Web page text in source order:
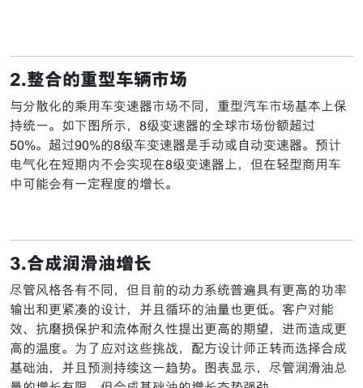
2.整合的重型车辆市场
与分散化的乘用车变速器市场不同，重型汽车市场基本上保
持统一。如下图所示，8级变速器的全球市场份额超过
50%。超过90%的8级车变速器是手动或自动变速器。预计
电气化在短期内不会实现在8级变速器上，但在轻型商用车
中可能会有一定程度的增长。
3.合成润滑油增长
尽管风格各有不同，但目前的动力系统普遍具有更高的功率
输出和更紧凑的设计，并且循环的油量也更低。客户对能
效、抗磨损保护和流体耐久性提出更高的期望，进而造成更
高的温度。为了应对这些挑战，配方设计师正转而选择合成
基础油，并且预测持续这一趋势。图表显示，尽管润滑油总